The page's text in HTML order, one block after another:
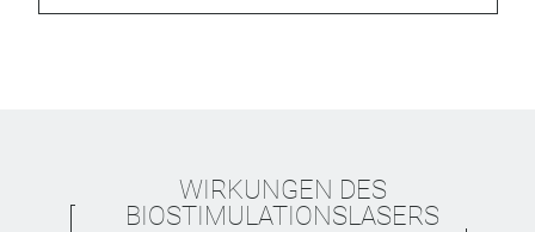
WIRKUNGEN DES
BIOSTIMULATIONSLASERS